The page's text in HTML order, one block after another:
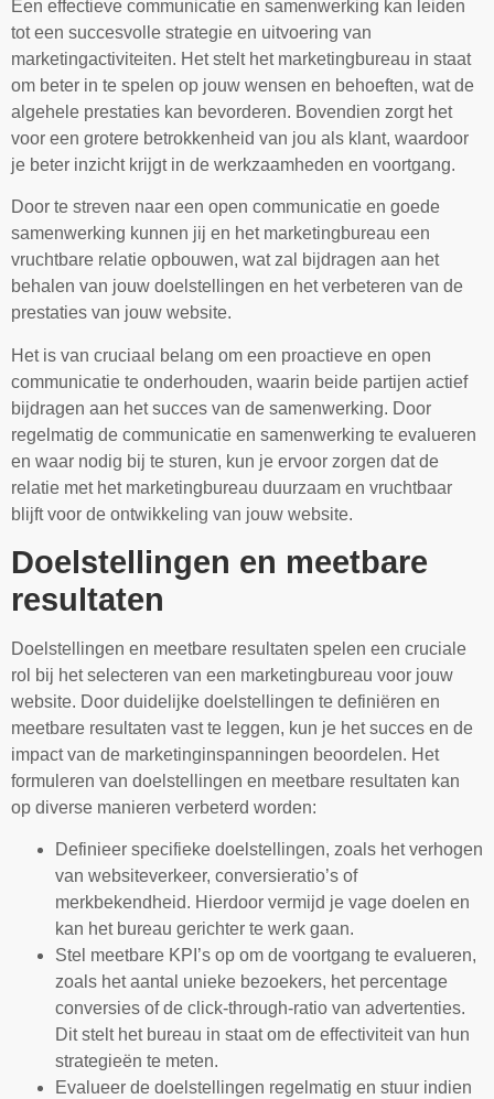
Een effectieve communicatie en samenwerking kan leiden
tot een succesvolle strategie en uitvoering van
marketingactiviteiten. Het stelt het marketingbureau in staat
om beter in te spelen op jouw wensen en behoeften, wat de
algehele prestaties kan bevorderen. Bovendien zorgt het
voor een grotere betrokkenheid van jou als klant, waardoor
je beter inzicht krijgt in de werkzaamheden en voortgang.
Door te streven naar een open communicatie en goede
samenwerking kunnen jij en het marketingbureau een
vruchtbare relatie opbouwen, wat zal bijdragen aan het
behalen van jouw doelstellingen en het verbeteren van de
prestaties van jouw website.
Het is van cruciaal belang om een proactieve en open
communicatie te onderhouden, waarin beide partijen actief
bijdragen aan het succes van de samenwerking. Door
regelmatig de communicatie en samenwerking te evalueren
en waar nodig bij te sturen, kun je ervoor zorgen dat de
relatie met het marketingbureau duurzaam en vruchtbaar
blijft voor de ontwikkeling van jouw website.
Doelstellingen en meetbare
resultaten
Doelstellingen en meetbare resultaten spelen een cruciale
rol bij het selecteren van een marketingbureau voor jouw
website. Door duidelijke doelstellingen te definiëren en
meetbare resultaten vast te leggen, kun je het succes en de
impact van de marketinginspanningen beoordelen. Het
formuleren van doelstellingen en meetbare resultaten kan
op diverse manieren verbeterd worden:
Definieer specifieke doelstellingen, zoals het verhogen
van websiteverkeer, conversieratio’s of
merkbekendheid. Hierdoor vermijd je vage doelen en
kan het bureau gerichter te werk gaan.
Stel meetbare KPI’s op om de voortgang te evalueren,
zoals het aantal unieke bezoekers, het percentage
conversies of de click-through-ratio van advertenties.
Dit stelt het bureau in staat om de effectiviteit van hun
strategieën te meten.
Evalueer de doelstellingen regelmatig en stuur indien